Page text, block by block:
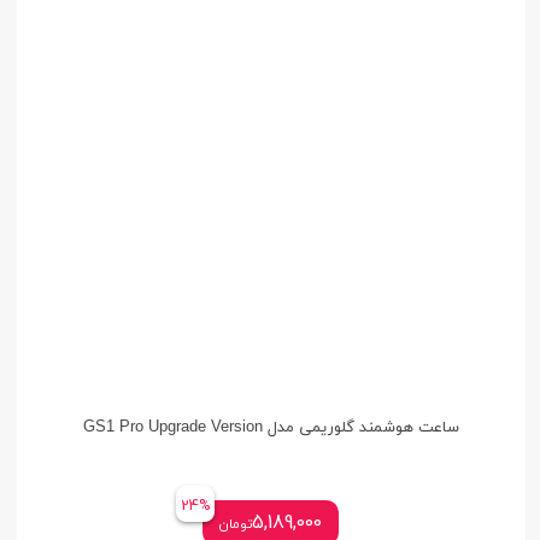
ساعت هوشمند گلوریمی مدل GS1 Pro Upgrade Version
5,189,000تومان
24%